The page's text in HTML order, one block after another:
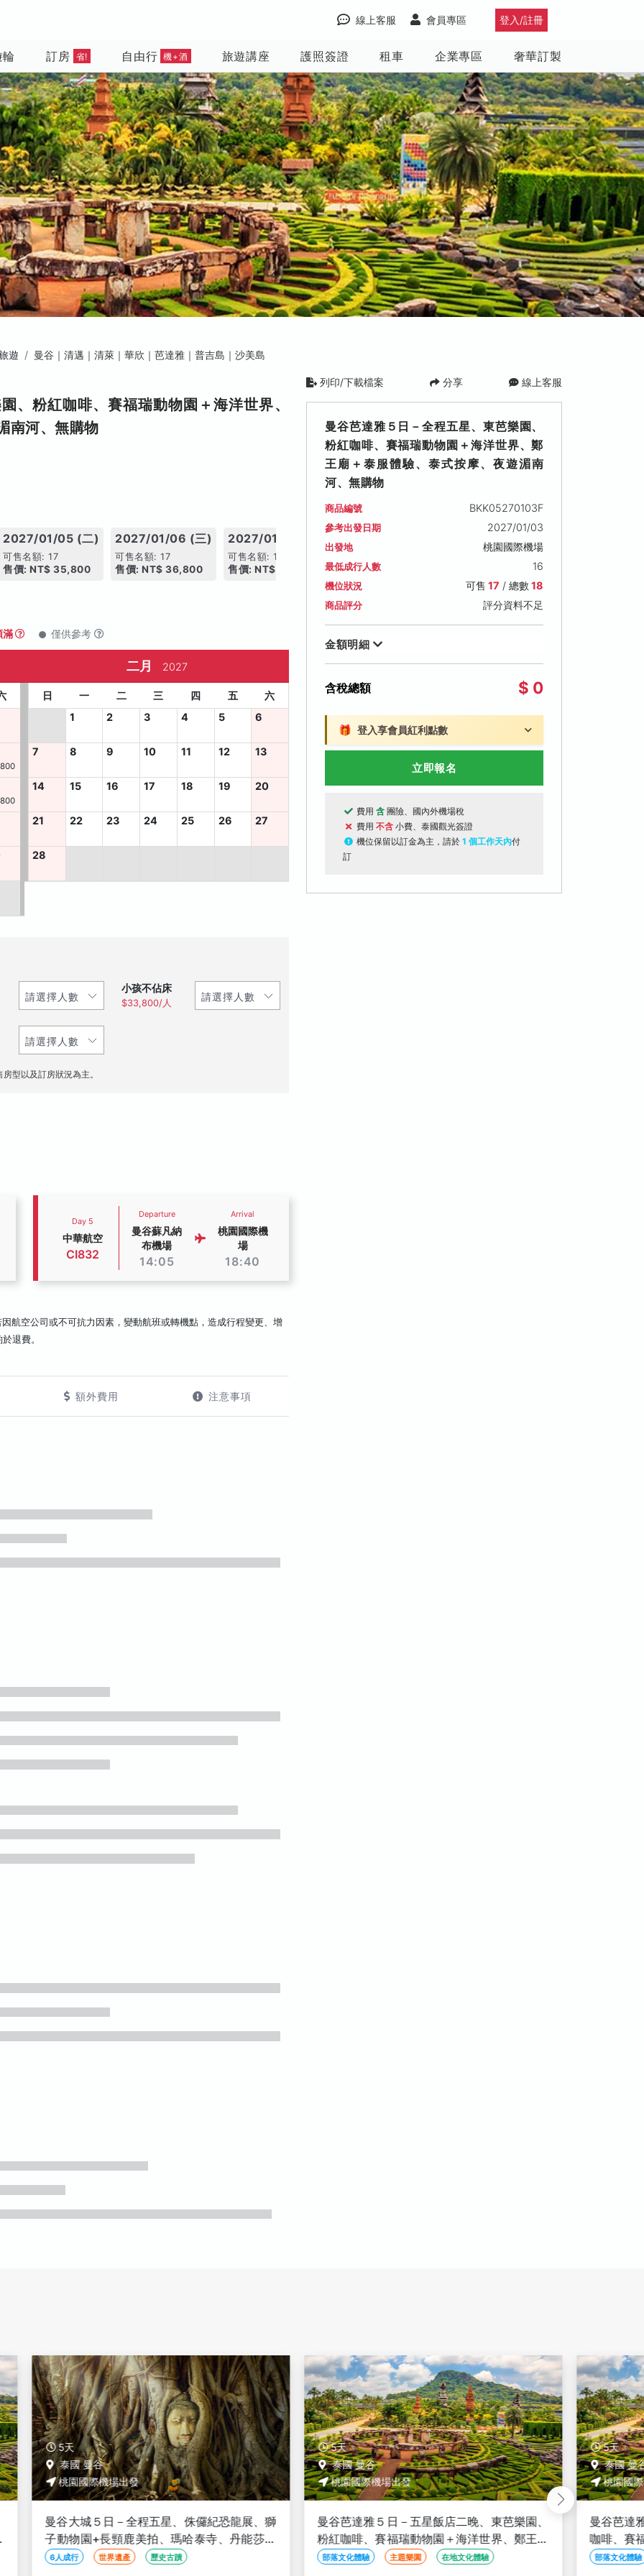
登入/註冊
會員專區
線上客服
訂房 省! 自由行 機+酒 旅遊講座 護照簽證 租車 企業專區 奢華訂製
遊 曼谷｜清邁｜清萊｜華欣｜芭達雅｜普吉島｜沙美島
、粉紅咖啡、賽福瑞動物園＋海洋世界、
南河、無購物
2027/01/05 (二)
可售名額: 17
售價: NT$ 35,800
2027/01/06 (三)
可售名額: 17
售價: NT$ 36,800
2027/01/07 (四)
可售名額: 17
售價: NT$ 36,800
2027/01/08 (五)
售價: NT$ 36,800
2027/01/09 (六)
售價: NT$ 36,800
滿 僅供參考
二月 2027
日 一 二 三 四 五
六
1
2 3 4 5 6
7 8 9 10 11 12 13
14 15 16 17 18 19 20
21 22 23 24 25 26 27
28
小孩不佔床
$33,800/人
型以及訂房狀況為主。
Day 5
中華航空
CI832
Departure
曼谷蘇凡納
布機場
14:05
Arrival
桃園國際機
場
18:40
航空公司或不可抗力因素，變動航班或轉機點，造成行程變更、增
退費。
額外費用 注意事項
列印/下載檔案 分享 線上客服
曼谷芭達雅５日－全程五星、東芭樂園、
粉紅咖啡、賽福瑞動物園＋海洋世界、鄭
王廟＋泰服體驗、泰式按摩、夜遊湄南
河、無購物
商品編號 BKK05270103F
參考出發日期 2027/01/03
出發地 桃園國際機場
最低成行人數 16
機位狀況 可售 17 / 總數18
商品評分 評分資料不足
金額明細
含稅總額 $ 0
🎁 登入享會員紅利點數
立即報名
費用 含 團險、國內外機場稅
費用 不含 小費、泰國觀光簽證
機位保留以訂金為主，請於 1 個工作天內付
訂
5天
泰國 曼谷
桃園國際機場出發
曼谷大城５日－全程五星、侏儸紀恐龍展、獅
子動物園+長頸鹿美拍、瑪哈泰寺、丹能莎朵
水上市場、飛機椰林咖啡、泰服體驗、無購物
6人成行 世界遺產 歷史古蹟
5天
泰國 曼谷
桃園國際機場出發
曼谷芭達雅５日－五星飯店二晚、東芭樂園、
粉紅咖啡、賽福瑞動物園＋海洋世界、鄭王廟
＋泰服體驗、泰式按摩、夜遊湄南河、無購物
部落文化體驗 主題樂園 在地文化體驗
5天
泰國 曼
桃園國
曼谷芭達
咖啡、賽
服體驗、
部落文化體驗